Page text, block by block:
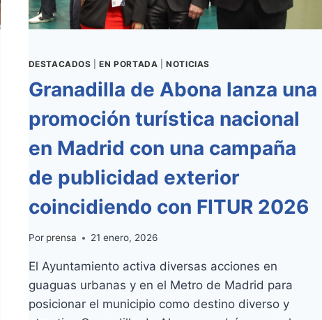
DEL
PRIMER
DESTACADOS |EN PORTADA |NOTICIAS
Granadilla de Abona lanza una
promoción turística nacional
en Madrid con una campaña
de publicidad exterior
coincidiendo con FITUR 2026
Por prensa 21 enero, 2026
El Ayuntamiento activa diversas acciones en
guaguas urbanas y en el Metro de Madrid para
posicionar el municipio como destino diverso y